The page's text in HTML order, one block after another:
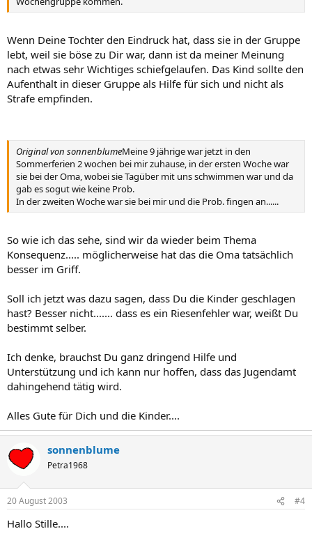
Wenn Deine Tochter den Eindruck hat, dass sie in der Gruppe
lebt, weil sie böse zu Dir war, dann ist da meiner Meinung
nach etwas sehr Wichtiges schiefgelaufen. Das Kind sollte den
Aufenthalt in dieser Gruppe als Hilfe für sich und nicht als
Strafe empfinden.
Original von sonnenblumeMeine 9 jährige war jetzt in den
Sommerferien 2 wochen bei mir zuhause, in der ersten Woche war
sie bei der Oma, wobei sie Tagüber mit uns schwimmen war und da
gab es sogut wie keine Prob.
In der zweiten Woche war sie bei mir und die Prob. fingen an......
So wie ich das sehe, sind wir da wieder beim Thema
Konsequenz..... möglicherweise hat das die Oma tatsächlich
besser im Griff.
Soll ich jetzt was dazu sagen, dass Du die Kinder geschlagen
hast? Besser nicht....... dass es ein Riesenfehler war, weißt Du
bestimmt selber.
Ich denke, brauchst Du ganz dringend Hilfe und
Unterstützung und ich kann nur hoffen, dass das Jugendamt
dahingehend tätig wird.
Alles Gute für Dich und die Kinder....
sonnenblume
Petra1968
20 August 2003 #4
Hallo Stille....